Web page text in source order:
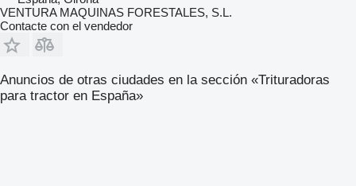
VENTURA MAQUINAS FORESTALES, S.L.
Contacte con el vendedor
Anuncios de otras ciudades en la sección «Trituradoras
para tractor en España»